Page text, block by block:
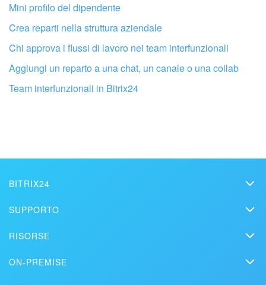
Mini profilo del dipendente
Crea reparti nella struttura aziendale
Chi approva i flussi di lavoro nei team interfunzionali
Aggiungi un reparto a una chat, un canale o una collab
Team interfunzionali in Bitrix24
BITRIX24
Media kit
Contatti
SUPPORTO
Tutorial
RISORSE
ON-PREMISE